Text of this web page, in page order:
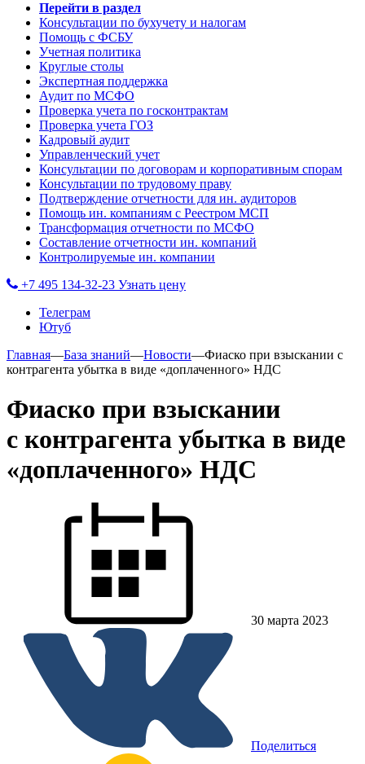
Перейти в раздел
Консультации по бухучету и налогам
Помощь с ФСБУ
Учетная политика
Круглые столы
Экспертная поддержка
Аудит по МСФО
Проверка учета по госконтрактам
Проверка учета ГОЗ
Кадровый аудит
Управленческий учет
Консультации по договорам и корпоративным спорам
Консультации по трудовому праву
Подтверждение отчетности для ин. аудиторов
Помощь ин. компаниям с Реестром МСП
Трансформация отчетности по МСФО
Составление отчетности ин. компаний
Контролируемые ин. компании
+7 495 134-32-23 Узнать цену
Телеграм
Ютуб
Главная—База знаний—Новости—Фиаско при взыскании с
контрагента убытка в виде «доплаченного» НДС
Фиаско при взыскании
с контрагента убытка в виде
«доплаченного» НДС
30 марта 2023
Поделиться